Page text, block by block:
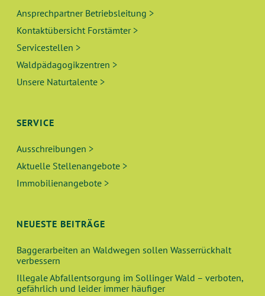
Ansprechpartner Betriebsleitung >
Kontaktübersicht Forstämter >
Servicestellen >
Waldpädagogikzentren >
Unsere Naturtalente >
SERVICE
Ausschreibungen >
Aktuelle Stellenangebote >
Immobilienangebote >
NEUESTE BEITRÄGE
Baggerarbeiten an Waldwegen sollen Wasserrückhalt
verbessern
Illegale Abfallentsorgung im Sollinger Wald – verboten,
gefährlich und leider immer häufiger